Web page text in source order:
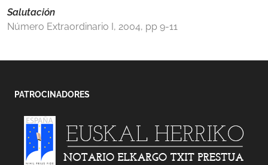
Salutación
Número Extraordinario I, 2004, pp 9-11
PATROCINADORES